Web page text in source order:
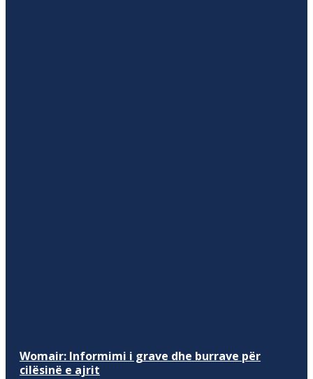
Womair: Informimi i grave dhe burrave për
cilësinë e ajrit